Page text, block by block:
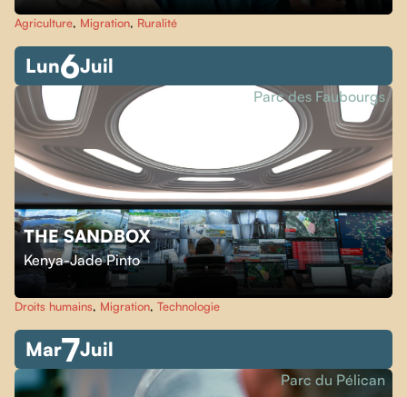
Agriculture, Migration, Ruralité
Lun6Juil
THE SANDBOX
Kenya-Jade Pinto
Parc des Faubourgs
Droits humains, Migration, Technologie
Mar7Juil
Parc du Pélican